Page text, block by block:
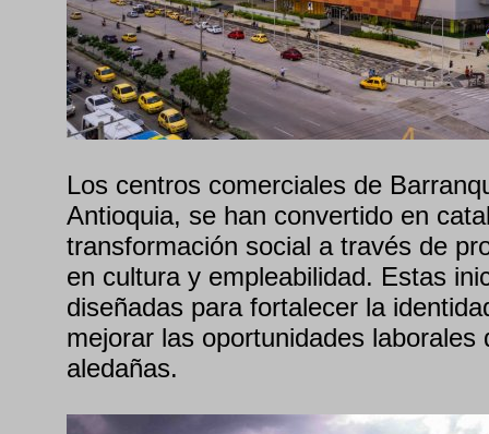
Los centros comerciales de
Antioquia, se han convertido en
transformación social a través de
en cultura y empleabilidad. Estas
diseñadas para fortalecer la
mejorar las oportunidades laborales
aledañas.